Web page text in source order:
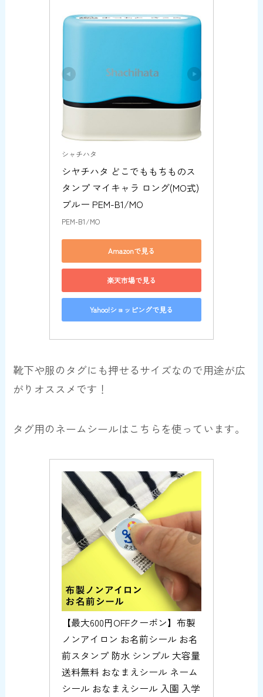
シャチハタ
シヤチハタ どこでももちものス
タンプ マイキャラ ロング(MO式)
ブルー PEM-B1/MO
PEM-B1/MO
Amazonで見る
楽天市場で見る
Yahoo!ショッピングで見る
靴下や服のタグにも押せるサイズなので用途が広
がりオススメです！
タグ用のネームシールはこちらを使っています。
【最大600円OFFクーポン】布製
ノンアイロン お名前シール お名
前スタンプ 防水 シンプル 大容量
送料無料 おなまえシール ネーム
シール おなまえシール 入園 入学